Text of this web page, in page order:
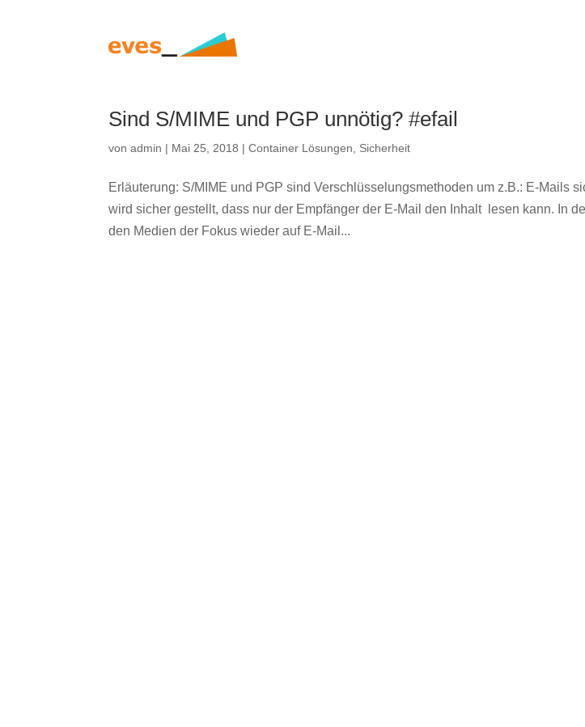
Sind S/MIME und PGP unnötig? #efail
vonadmin | Mai 25, 2018 |Container Lösungen Sicherheit
Erläuterung: S/MIME und PGP sind Verschlüsselungsmethoden um z.B.: E-Mails
wird sicher gestellt, dass nur der Empfänger der E-Mail den Inhalt lesen kann. In
den Medien der Fokus wieder auf E-Mail...